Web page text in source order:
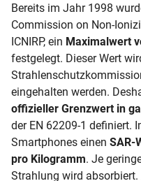
Bereits im Jahr 1998
Commission on Non-
ICNIRP, ein Maximalwert
festgelegt. Dieser Wert
eingehalten werden.
offizieller Grenzwert in
der EN 62209-1 definiert.
Smartphones einen SAR-
pro Kilogramm. Je
Strahlung wird